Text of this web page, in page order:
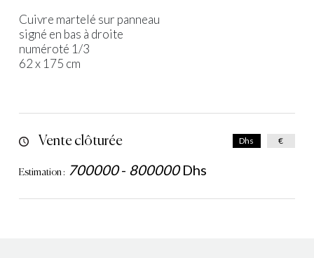
Cuivre martelé sur panneau
signé en bas à droite
numéroté 1/3
62 x 175 cm
Vente clôturée
Estimation : 700000- 800000 Dhs
Dhs €